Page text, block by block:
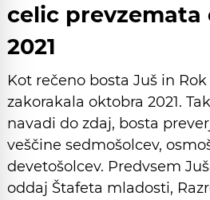
celic prevzemata
2021
Kot rečeno bosta Juš in
zakorakala oktobra 2021.
navadi do zdaj, bosta
veščine sedmošolcev,
devetošolcev. Predvsem
oddaj Štafeta mladosti,